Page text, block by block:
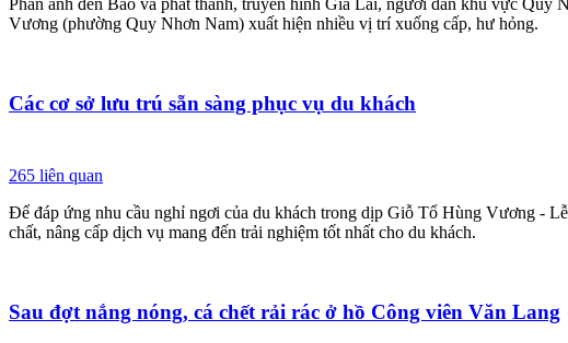
Phản ánh đến Báo và phát thanh, truyền hình Gia Lai, người dân khu vực
Vương (phường Quy Nhơn Nam) xuất hiện nhiều vị trí xuống cấp, hư hỏng.
Các cơ sở lưu trú sẵn sàng phục vụ du khách
265 liên quan
Để đáp ứng nhu cầu nghỉ ngơi của du khách trong dịp Giỗ Tổ Hùng Vương -
chất, nâng cấp dịch vụ mang đến trải nghiệm tốt nhất cho du khách.
Sau đợt nắng nóng, cá chết rải rác ở hồ Công viên Văn Lang